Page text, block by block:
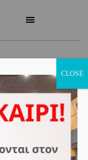
CLOSE